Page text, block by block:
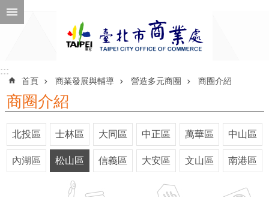
跳到主要內容區塊
公
告
訊
息
::::::
首頁 商業發展與輔導 營造多元商圈 商圈介紹
商圈介紹
北投區 士林區 大同區 中正區 萬華區 中山區
內湖區 松山區 信義區 大安區 文山區 南港區